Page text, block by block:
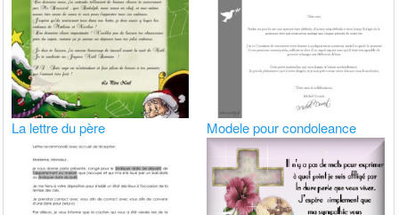
La lettre du père Modele pour condoleance